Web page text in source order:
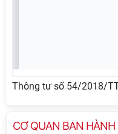
Thông tư số 54/2018/
CƠ QUAN BAN HÀNH